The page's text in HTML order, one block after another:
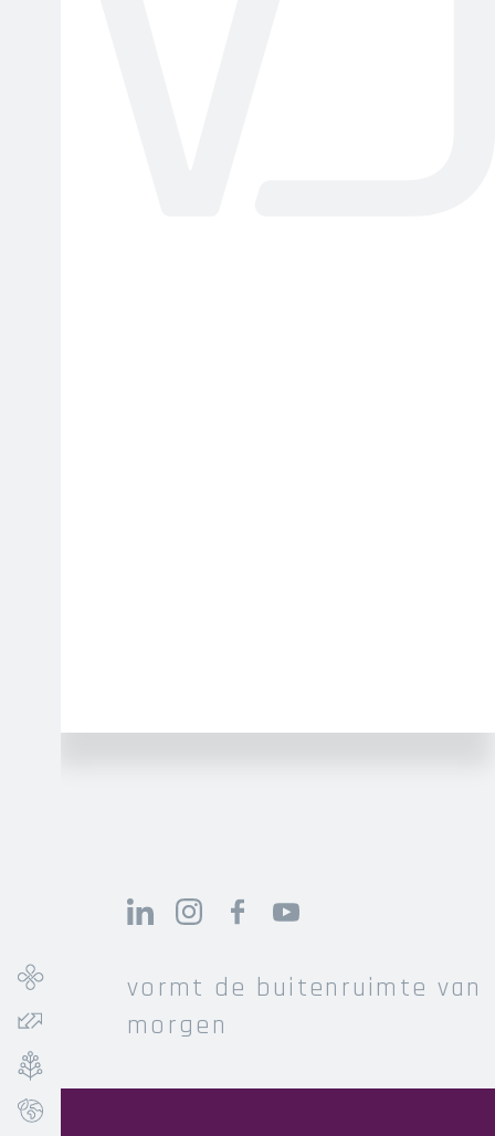
Main
navigation
Social
Media
LinkedInInstagramFacebookYouTube
vormt de buitenruimte van
morgen